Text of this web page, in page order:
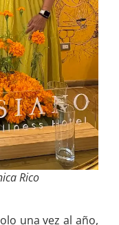
Rico
una vez al año,